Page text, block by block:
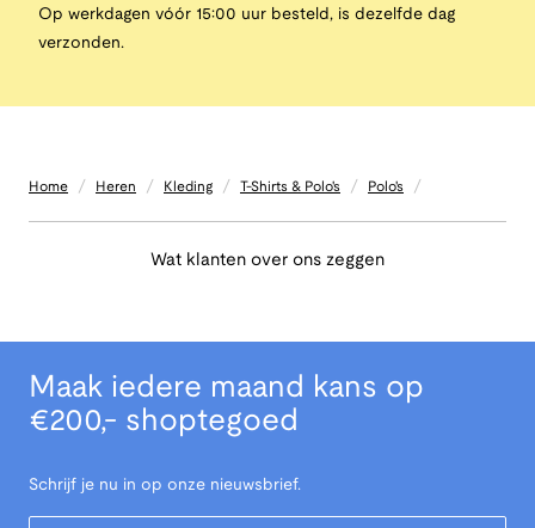
Op werkdagen vóór 15:00 uur besteld, is dezelfde dag
verzonden.
Home / Heren / Kleding / T-Shirts & Polo's / Polo's /
Wat klanten over ons zeggen
Maak iedere maand kans op
€200,- shoptegoed
Schrijf je nu in op onze nieuwsbrief.
Your Email